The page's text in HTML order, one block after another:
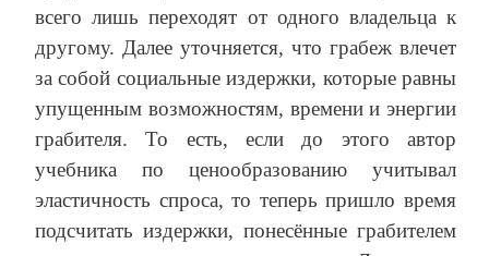
всего лишь переходят от одного владельца к
другому. Далее уточняется, что грабеж влечет
за собой социальные издержки, которые равны
упущенным возможностям, времени и энергии
грабителя. То есть, если до этого автор
учебника по ценообразованию учитывал
эластичность спроса, то теперь пришло время
подсчитать издержки, понесённые грабителем